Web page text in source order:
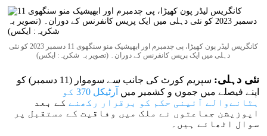
کانگریس لیڈر پون کھیڑا، پی چدمبرم اور ابھیشیک منو سنگھوی 11 دسمبر 2023 کو نئی
دہلی میں ایک پریس کانفرنس کے دوران۔ (تصویر بہ شکریہ: ایکس)
نئی دہلی:
سپریم کورٹ کی جانب سے سوموار (11 دسمبر) کو
اپنے فیصلے میں جموں و کشمیر میں
آرٹیکل 370 کو
ہٹانےوالے آئینی حکم کو برقرار رکھنے کے بعد
اپوزیشن جماعتوں نے ملک میں وفاقیت کے مستقبل پر
سوال اٹھائے ہیں۔